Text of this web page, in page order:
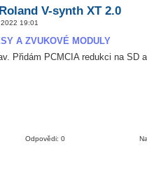
Roland V-synth XT 2.0
19:01
A ZVUKOVÉ MODULY
Přidám PCMCIA redukci na SD
Odpovědi: 0